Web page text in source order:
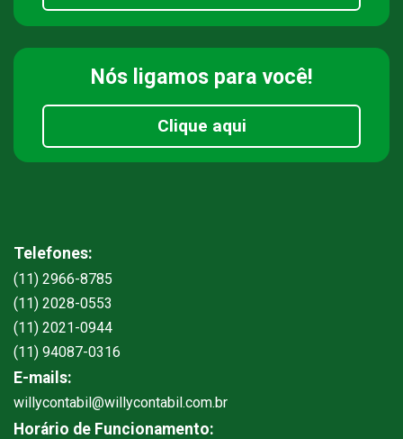
Nós ligamos para você!
Clique aqui
Telefones:
(11) 2966-8785
(11) 2028-0553
(11) 2021-0944
(11) 94087-0316
E-mails:
willycontabil@willycontabil.com.br
Horário de Funcionamento: